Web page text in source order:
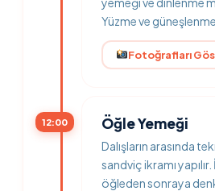
Yüzme ve
Fotoğrafları
12:00 Öğle Yemeği
Dalışların arasında
sandviç ikramı
öğleden sonraya